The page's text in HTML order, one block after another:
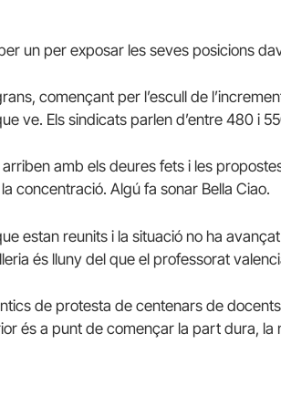
un per exposar les seves posicions
començant per l’escull de
ve. Els sindicats parlen d’entre 480 i
arriben amb els deures fets i les
concentració. Algú fa sonar Bella Ciao.
estan reunits i la situació no ha
és lluny del que el professorat
de protesta de centenars de
és a punt de començar la part dura, la